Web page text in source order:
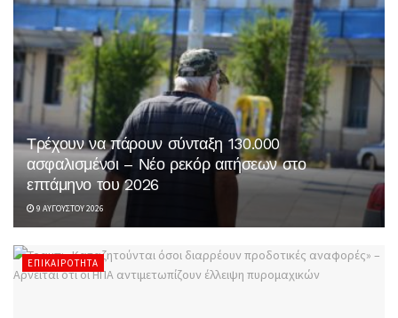
Τρέχουν να πάρουν σύνταξη 130.000
ασφαλισμένοι – Νέο ρεκόρ αιτήσεων στο
επτάμηνο του 2026
9 ΑΥΓΟΎΣΤΟΥ 2026
ΕΠΙΚΑΙΡΌΤΗΤΑ